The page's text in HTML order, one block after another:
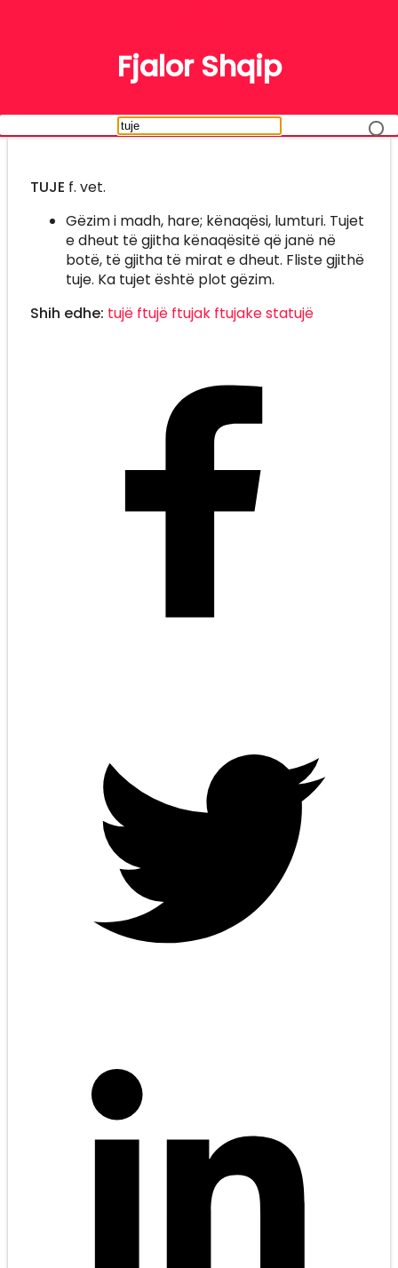
Fjalor Shqip
TUJE f. vet.
Gëzim i madh, hare; kënaqësi, lumturi. Tujet
e dheut të gjitha kënaqësitë që janë në
botë, të gjitha të mirat e dheut. Fliste gjithë
tuje. Ka tujet është plot gëzim.
Shih edhe: tujë ftujë ftujak ftujakestatujë